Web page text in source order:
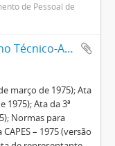
de Pessoal de
6ª Reunião do Conselho Técnico-Administrativo
março de 1975); Ata
1975); Ata da 3ª
Normas para
– 1975 (versão